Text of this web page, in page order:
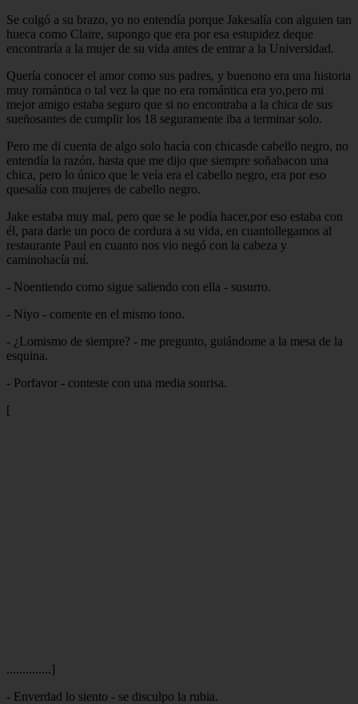
Se colgó a su brazo, yo no entendía porque Jakesalía con alguien tan
hueca como Claire, supongo que era por esa estupidez deque
encontraría a la mujer de su vida antes de entrar a la Universidad.
Quería conocer el amor como sus padres, y buenono era una historia
muy romántica o tal vez la que no era romántica era yo,pero mi
mejor amigo estaba seguro que si no encontraba a la chica de sus
sueñosantes de cumplir los 18 seguramente iba a terminar solo.
Pero me di cuenta de algo solo hacía con chicasde cabello negro, no
entendía la razón, hasta que me dijo que siempre soñabacon una
chica, pero lo único que le veía era el cabello negro, era por eso
quesalía con mujeres de cabello negro.
Jake estaba muy mal, pero que se le podía hacer,por eso estaba con
él, para darle un poco de cordura a su vida, en cuantollegamos al
restaurante Paul en cuanto nos vio negó con la cabeza y
caminohacía mí.
- Noentiendo como sigue saliendo con ella - susurro.
- Niyo - comente en el mismo tono.
- ¿Lomismo de siempre? - me pregunto, guiándome a la mesa de la
esquina.
- Porfavor - conteste con una media sonrisa.
[
..............]
- Enverdad lo siento - se disculpo la rubia.